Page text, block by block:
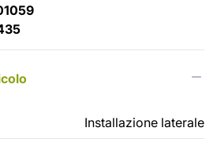
Installazione laterale